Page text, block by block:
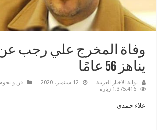
وفاة المخرج علي رجب
يناهز 56 عامًا
بوابة الاخبار العربية 12 سبتمبر، 2020 فن و نجوم
1,375,416 زيارة
علاء حمدي